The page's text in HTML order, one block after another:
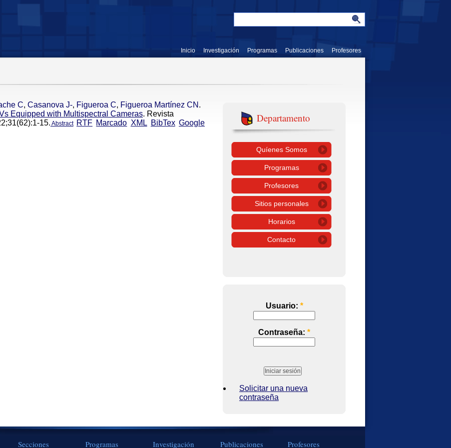
Inicio Investigación Programas Publicaciones Profesores
C, Casanova J-, Figueroa C, Figueroa Martínez CN .
Equipped with Multispectral Cameras. Revista
15. Abstract RTF Marcado XML BibTex Google
Departamento
Quíenes Somos
Programas
Profesores
Sitios personales
Horarios
Contacto
Usuario: *
Contraseña: *
Solicitar una nueva
contraseña
Secciones Programas Investigación Publicaciones Profesores